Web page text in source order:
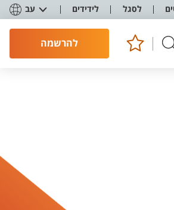
לסגל לידידים עב
להרשמה